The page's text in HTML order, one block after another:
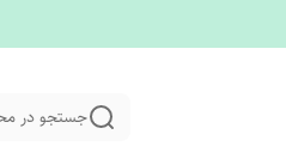
جستجو در